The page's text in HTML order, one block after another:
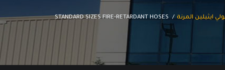
ايثيلين المرنة STANDARD SIZES FIRE-RETARDANT HOSES